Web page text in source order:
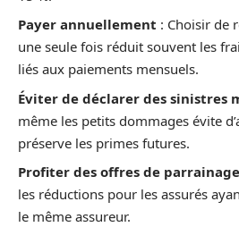
Payer annuellement : Choisir de
une seule fois réduit souvent les
liés aux paiements mensuels.
Éviter de déclarer des sinistres
même les petits dommages évite
préserve les primes futures.
Profiter des offres de parrainage
les réductions pour les assurés
le même assureur.